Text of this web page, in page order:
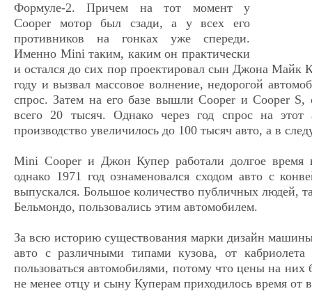
Формуле-2. Причем на тот момент у
Cooper мотор был сзади, а у всех его
противников на гонках уже спереди.
Именно Mini таким, каким он практически
и остался до сих пор проектировал сын Джона Майк
году и вызвал массовое волнение, недорогой
спрос. Затем на его базе вышли Cooper и Cooper S,
всего 20 тысяч. Однако через год спрос на этот
производство увеличилось до 100 тысяч авто, а в
Mini Cooper и Джон Купер работали долгое время
однако 1971 год ознаменовался сходом авто с
выпускался. Большое количество публичных людей,
Бельмондо, пользовались этим автомобилем.
За всю историю существования марки дизайн
авто с различными типами кузова, от
пользоваться автомобилями, потому что цены на
не менее отцу и сыну Куперам приходилось время от